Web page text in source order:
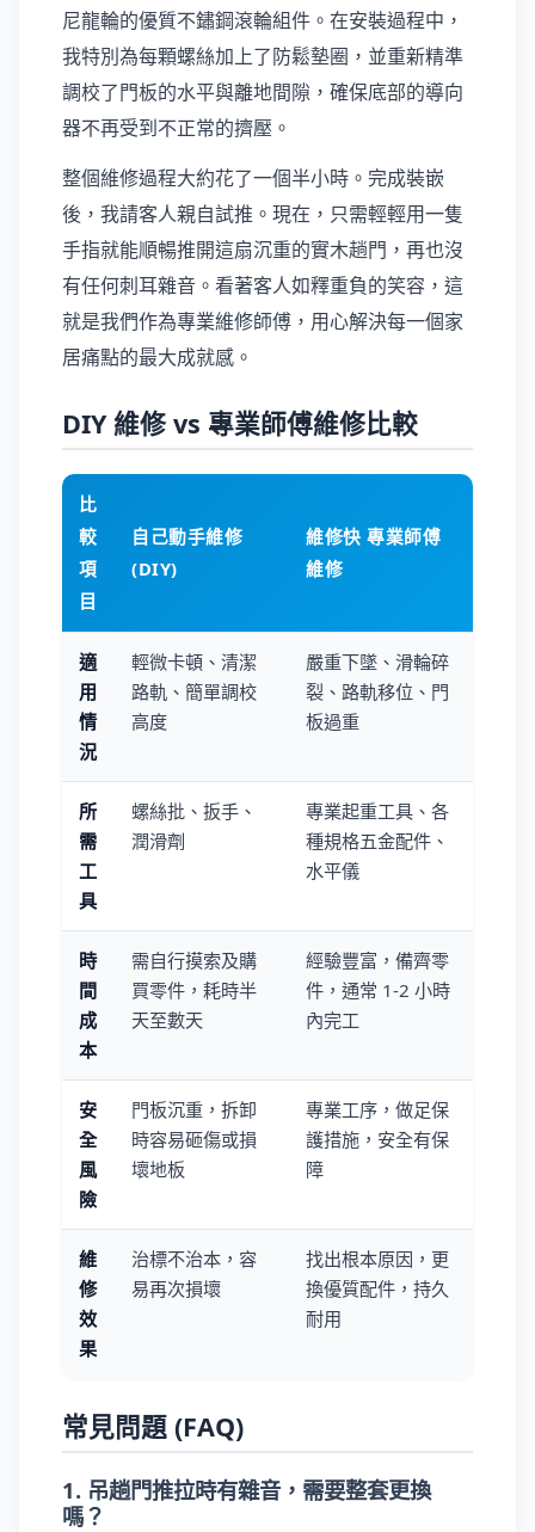
尼龍輪的優質不鏽鋼滾輪組件。在安裝過程中，
我特別為每顆螺絲加上了防鬆墊圈，並重新精準
調校了門板的水平與離地間隙，確保底部的導向
器不再受到不正常的擠壓。
整個維修過程大約花了一個半小時。完成裝嵌
後，我請客人親自試推。現在，只需輕輕用一隻
手指就能順暢推開這扇沉重的實木趟門，再也沒
有任何刺耳雜音。看著客人如釋重負的笑容，這
就是我們作為專業維修師傅，用心解決每一個家
居痛點的最大成就感。
DIY 維修 vs 專業師傅維修比較
比
較
項
目
自己動手維修
(DIY)
維修快 專業師傅
維修
適
用
情
況
輕微卡頓、清潔
路軌、簡單調校
高度
嚴重下墜、滑輪碎
裂、路軌移位、門
板過重
所
需
工
具
螺絲批、扳手、
潤滑劑
專業起重工具、各
種規格五金配件、
水平儀
時
間
成
本
需自行摸索及購
買零件，耗時半
天至數天
經驗豐富，備齊零
件，通常 1-2 小時
內完工
安
全
風
險
門板沉重，拆卸
時容易砸傷或損
壞地板
專業工序，做足保
護措施，安全有保
障
維
修
效
果
治標不治本，容
易再次損壞
找出根本原因，更
換優質配件，持久
耐用
常見問題 (FAQ)
1. 吊趟門推拉時有雜音，需要整套更換
嗎？